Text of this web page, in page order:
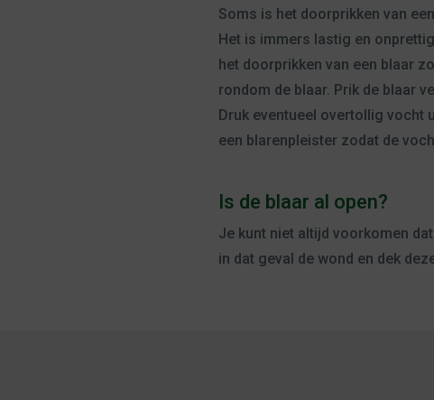
Soms is het doorprikken van
Het is immers lastig en
het doorprikken van een blaar
rondom de blaar. Prik de blaar
Druk eventueel overtollig vocht
een blarenpleister zodat de
Is de blaar al open?
Je kunt niet altijd voorkomen
in dat geval de wond en dek